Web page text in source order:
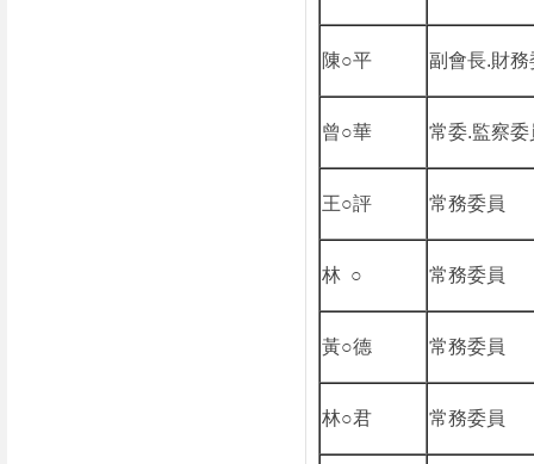
陳○平 副會長.財務
曾○華 常委.監察委
王○評 常務委員
林 ○ 常務委員
黃○德 常務委員
林○君 常務委員